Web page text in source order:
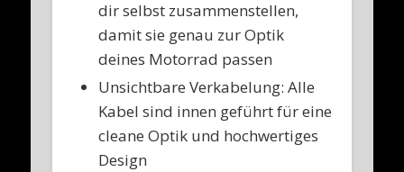
dir selbst zusammenstellen,
damit sie genau zur Optik
deines Motorrad passen
Unsichtbare Verkabelung: Alle
Kabel sind innen geführt für eine
cleane Optik und hochwertiges
Design